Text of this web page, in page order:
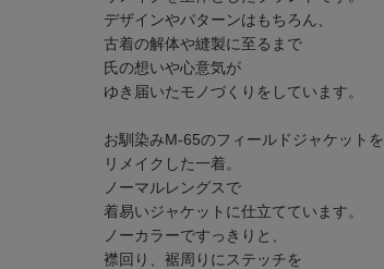
デザインやパターンはもちろん、
古着の解体や縫製に至るまで
氏の想いや心意気が
ゆき届いたモノづくりをしています。
お馴染みM-65のフィールドジャケットを
リメイクした一着。
ノーマルレングスで
着易いジャケットに仕立てています。
ノーカラーですっきりと、
襟回り、裾周りにステッチを